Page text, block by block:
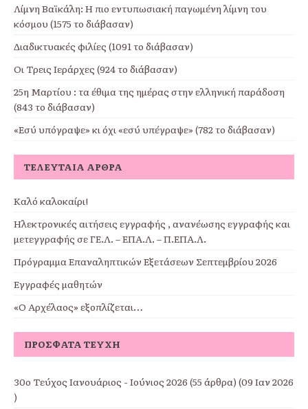
Λίμνη Βαϊκάλη: Η πιο εντυπωσιακή παγωμένη λίμνη του
κόσμου (1575 το διάβασαν)
Διαδικτυακές φιλίες (1091 το διάβασαν)
Οι Τρεις Ιεράρχες (924 το διάβασαν)
25η Μαρτίου : τα έθιμα της ημέρας στην ελληνική παράδοση
(843 το διάβασαν)
«Εσύ υπόγραψε» κι όχι «εσύ υπέγραψε» (782 το διάβασαν)
ΤΕΛΕΥΤΑΊΑ ΆΡΘΡΑ
Καλό καλοκαίρι!
Ηλεκτρονικές αιτήσεις εγγραφής , ανανέωσης εγγραφής και
μετεγγραφής σε ΓΕ.Λ. – ΕΠΑ.Λ. – Π.ΕΠΑ.Λ.
Πρόγραμμα Επαναληπτικών Εξετάσεων Σεπτεμβρίου 2026
Εγγραφές μαθητών
«Ο Αρχέλαος» εξοπλίζεται…
ΠΡΌΣΦΑΤΑ ΤΕΎΧΗ
30ο Τεύχος Ιανουάριος - Ιούνιος 2026 (55 άρθρα) (09 Ιαν 2026
)